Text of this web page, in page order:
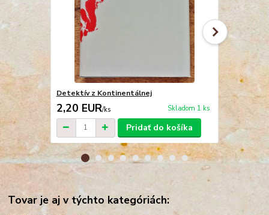
Detektív z Kontinentálnej
2,20 EUR/ks Skladom 1 ks
Pridať do košíka
Bez
5,00
Tovar je aj v týchto kategóriách: